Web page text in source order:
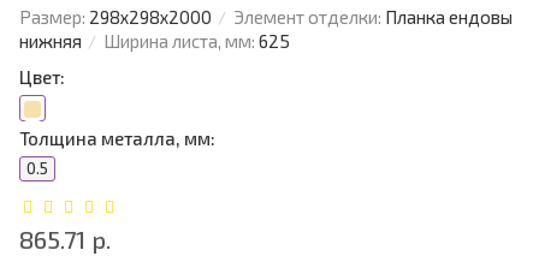
Размер: 298х298х2000 Элемент отделки: Планка ендовы
нижняя
Ширина листа, мм: 625
Цвет:
Толщина металла, мм:
0.5
865.71 р.